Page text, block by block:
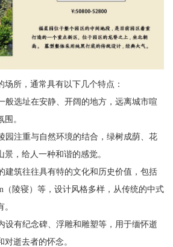
所，通常具有以下几个特点：
选址在安静、开阔的地方，远离城市喧
。
园注重与自然环境的结合，绿树成荫、花
，给人一种和谐的感觉。
筑往往具有特的文化和历史价值，包括
（陵寝）等，设计风格多样，从传统的中式
有纪念碑、浮雕和雕塑等，用于缅怀逝
逝去者的怀念。